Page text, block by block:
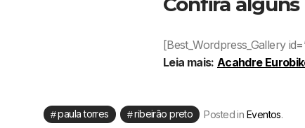
[Best_Wordpress_Gallery
Leia mais: Acahdre
paula torres ribeirão preto Posted in Eventos.